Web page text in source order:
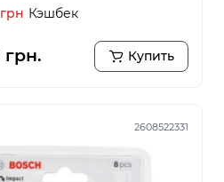
Кэшбек
грн. Купить
2608522331